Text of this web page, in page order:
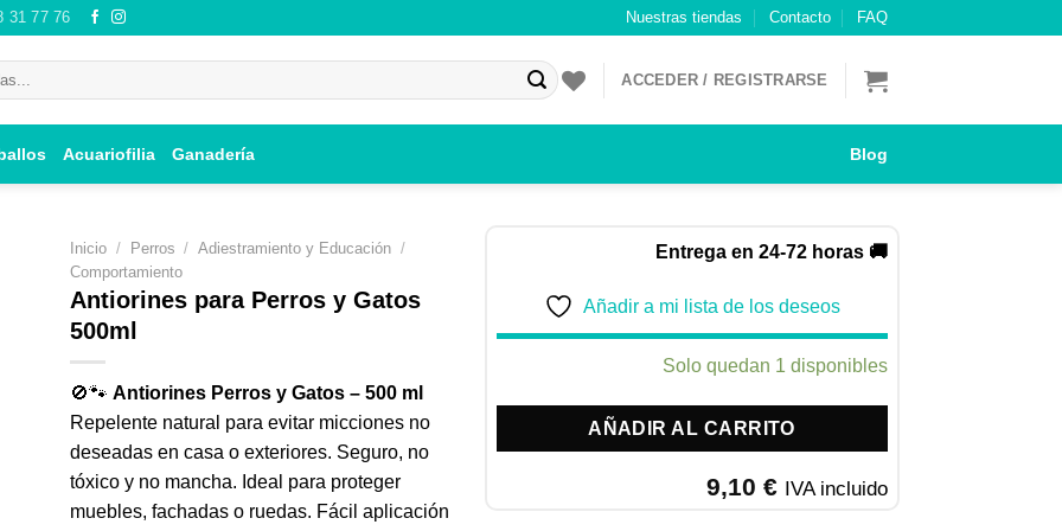
31 77 76 Nuestras tiendas Contacto FAQ
ACCEDER / REGISTRARSE
Acuariofilia Ganadería Blog
Inicio / Perros / Adiestramiento y Educación /
Comportamiento
Antiorines para Perros y Gatos
500ml
🚫🐾 Antiorines Perros y Gatos – 500 ml
Repelente natural para evitar micciones no
deseadas en casa o exteriores. Seguro, no
tóxico y no mancha. Ideal para proteger
muebles, fachadas o ruedas. Fácil aplicación
Entrega en 24-72 horas 🚚
Añadir a mi lista de los deseos
Solo quedan 1 disponibles
AÑADIR AL CARRITO
9,10 € IVA incluido